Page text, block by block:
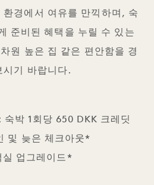
환경에서 여유를 만끽하며, 숙
준비된 혜택을 누릴 수 있는
원 높은 집 같은 편안함을 경
시기 바랍니다.
: 숙박 1회당 650 DKK 크레딧
및 늦은 체크아웃*
실 업그레이드*